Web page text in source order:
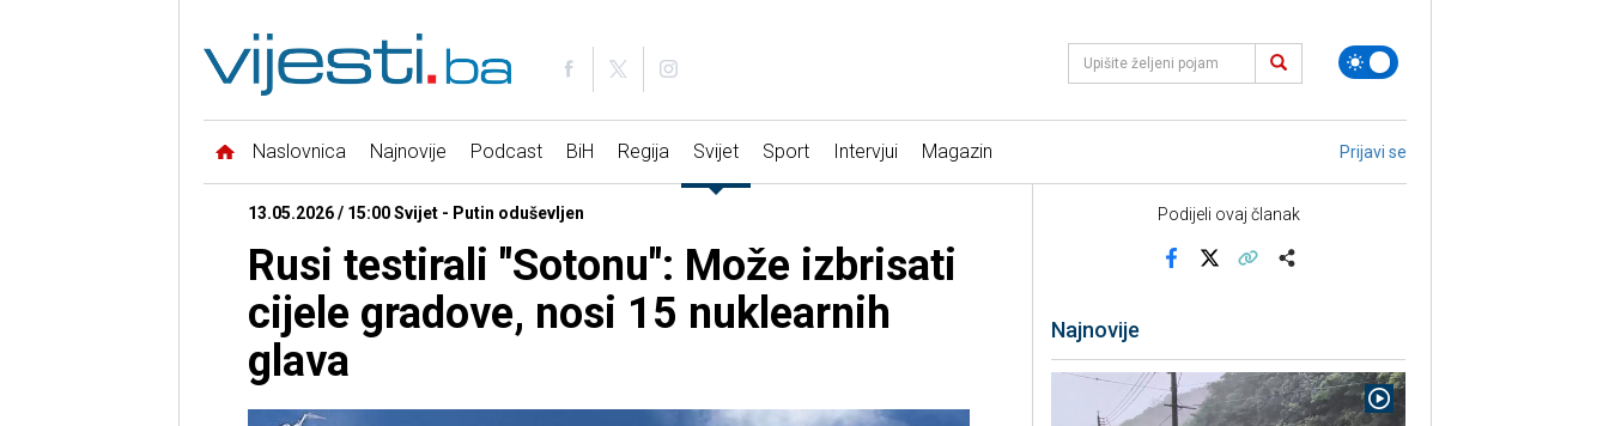
Naslovnica Najnovije Podcast BiH Regija Svijet Sport Intervjui Magazin Prijavi se
13.05.2026 / 15:00 Svijet - Putin oduševljen
Rusi testirali "Sotonu": Može izbrisati
cijele gradove, nosi 15 nuklearnih
glava
Podijeli ovaj članak
Najnovije